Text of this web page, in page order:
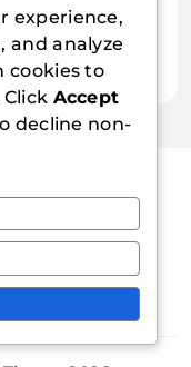
experience,
and analyze
cookies to
Click Accept
decline non-